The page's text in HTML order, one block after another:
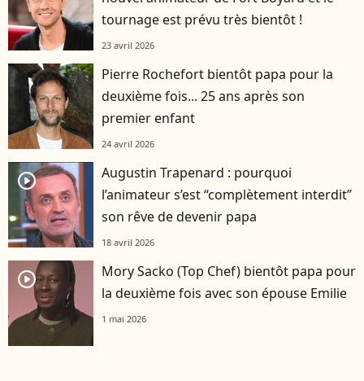
tournage est prévu très bientôt !
23 avril 2026
Pierre Rochefort bientôt papa pour la
deuxième fois... 25 ans après son
premier enfant
24 avril 2026
player2
Augustin Trapenard : pourquoi
l’animateur s’est “complètement interdit”
son rêve de devenir papa
18 avril 2026
player2
Mory Sacko (Top Chef) bientôt papa pour
la deuxième fois avec son épouse Emilie
1 mai 2026